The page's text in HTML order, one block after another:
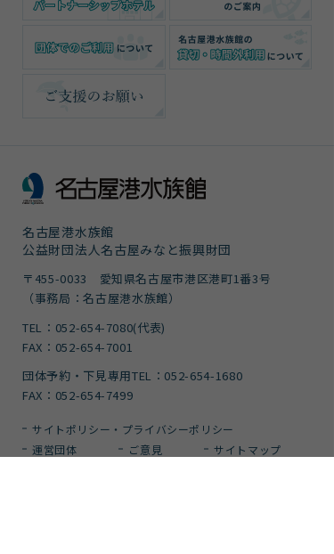
名古屋港水族館
公益財団法人名古屋みなと振興財団
〒455-0033 愛知県名古屋市港区港町1番3号
（事務局：名古屋港水族館）
TEL：052-654-7080(代表)
FAX：052-654-7001
団体予約・下見専用TEL：052-654-1680
FAX：052-654-7499
サイトポリシー・プライバシーポリシー
運営団体
ご意見
サイトマップ